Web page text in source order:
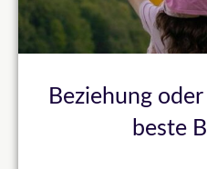
Beziehung
beste